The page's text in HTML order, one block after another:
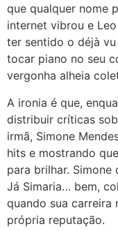
que qualquer nome
internet vibrou e
ter sentido o déjà
tocar piano no seu
vergonha alheia
A ironia é que,
distribuir críticas
irmã, Simone
hits e mostrando
para brilhar. Simone
Já Simaria… bem,
quando sua carreira
própria reputação.